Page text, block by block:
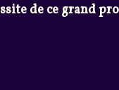
de ce grand